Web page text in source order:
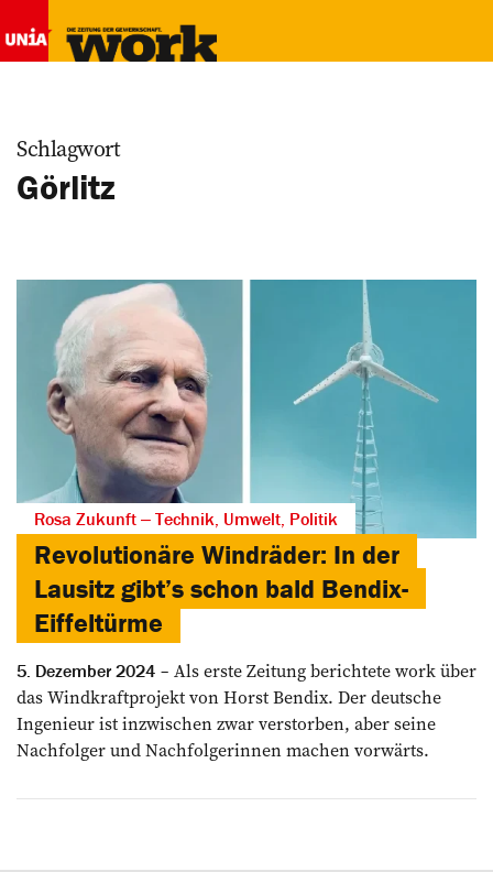
Schlagwort
Görlitz
Rosa Zukunft ‒ Technik, Umwelt, Politik
Revolutionäre Windräder: In der
Lausitz gibt’s schon bald Bendix-
Eiffeltürme
5. Dezember 2024
Als erste Zeitung berichtete work über
das Windkraftprojekt von Horst Bendix. Der deutsche
Ingenieur ist inzwischen zwar verstorben, aber seine
Nachfolger und Nachfolgerinnen machen vorwärts.